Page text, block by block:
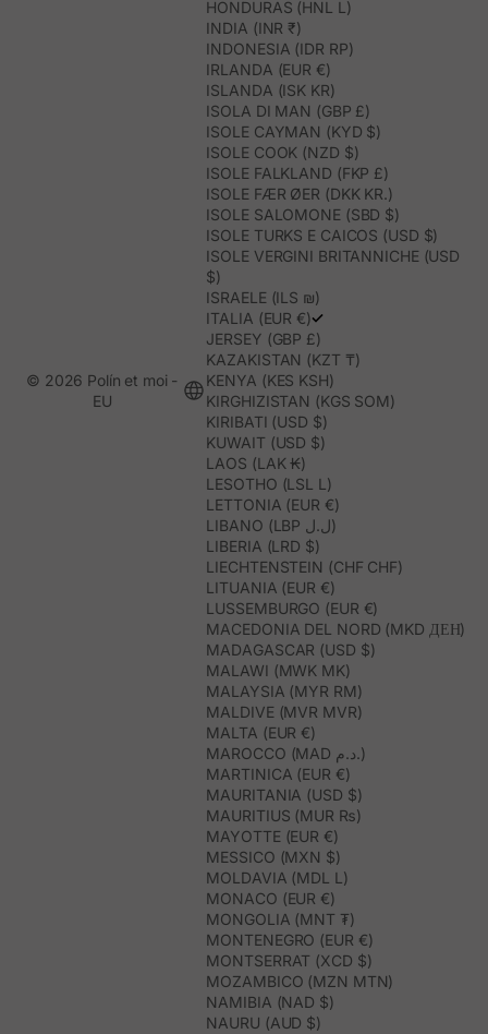
HONDURAS (HNL L)
INDIA (INR ₹)
INDONESIA (IDR RP)
IRLANDA (EUR €)
ISLANDA (ISK KR)
ISOLA DI MAN (GBP £)
ISOLE CAYMAN (KYD $)
ISOLE COOK (NZD $)
ISOLE FALKLAND (FKP £)
ISOLE FÆR ØER (DKK KR.)
ISOLE SALOMONE (SBD $)
ISOLE TURKS E CAICOS (USD $)
ISOLE VERGINI BRITANNICHE (USD
$)
ISRAELE (ILS ₪)
ITALIA (EUR €)
JERSEY (GBP £)
KAZAKISTAN (KZT ₸)
KENYA (KES KSH)
KIRGHIZISTAN (KGS SOM)
KIRIBATI (USD $)
KUWAIT (USD $)
LAOS (LAK ₭)
LESOTHO (LSL L)
LETTONIA (EUR €)
LIBANO (LBP ل.ل)
LIBERIA (LRD $)
LIECHTENSTEIN (CHF CHF)
LITUANIA (EUR €)
LUSSEMBURGO (EUR €)
MACEDONIA DEL NORD (MKD ДЕН)
MADAGASCAR (USD $)
MALAWI (MWK MK)
MALAYSIA (MYR RM)
MALDIVE (MVR MVR)
MALTA (EUR €)
MAROCCO (MAD د.م.)
MARTINICA (EUR €)
MAURITANIA (USD $)
MAURITIUS (MUR ₨)
MAYOTTE (EUR €)
MESSICO (MXN $)
MOLDAVIA (MDL L)
MONACO (EUR €)
MONGOLIA (MNT ₮)
MONTENEGRO (EUR €)
MONTSERRAT (XCD $)
MOZAMBICO (MZN MTN)
NAMIBIA (NAD $)
NAURU (AUD $)
© 2026 Polín et moi -
EU